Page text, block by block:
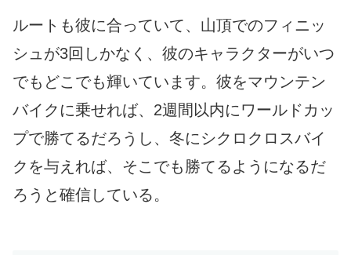
ルートも彼に合っていて、山頂でのフィニッ
シュが3回しかなく、彼のキャラクターがいつ
でもどこでも輝いています。彼をマウンテン
バイクに乗せれば、2週間以内にワールドカッ
プで勝てるだろうし、冬にシクロクロスバイ
クを与えれば、そこでも勝てるようになるだ
ろうと確信している。